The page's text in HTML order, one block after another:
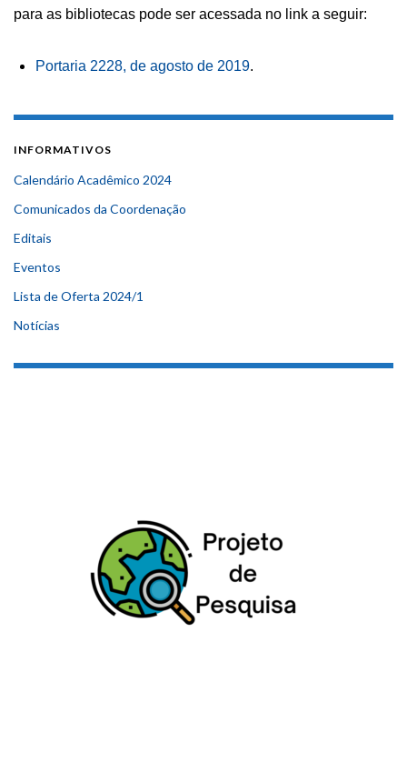
para as bibliotecas pode ser acessada no link a seguir:
Portaria 2228, de agosto de 2019.
INFORMATIVOS
Calendário Acadêmico 2024
Comunicados da Coordenação
Editais
Eventos
Lista de Oferta 2024/1
Notícias